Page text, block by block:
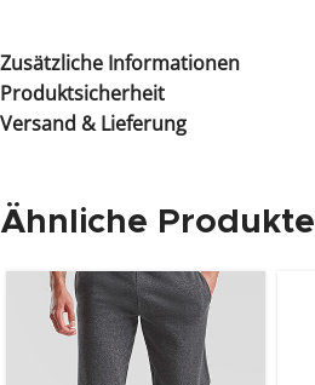
Zusätzliche Informationen
Produktsicherheit
Versand & Lieferung
Ähnliche Produkte